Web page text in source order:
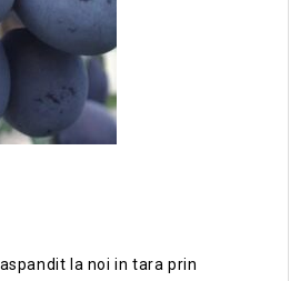
la noi in tara prin